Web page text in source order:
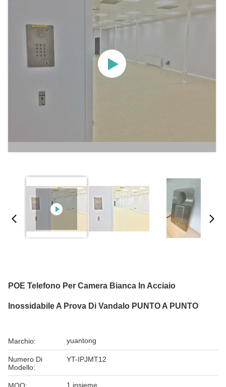
POE Telefono Per Camera Bianca In Acciaio
Inossidabile A Prova Di Vandalo PUNTO A PUNTO
Marchio: yuantong
Numero Di
Modello:
YT-IPJMT12
1 insieme